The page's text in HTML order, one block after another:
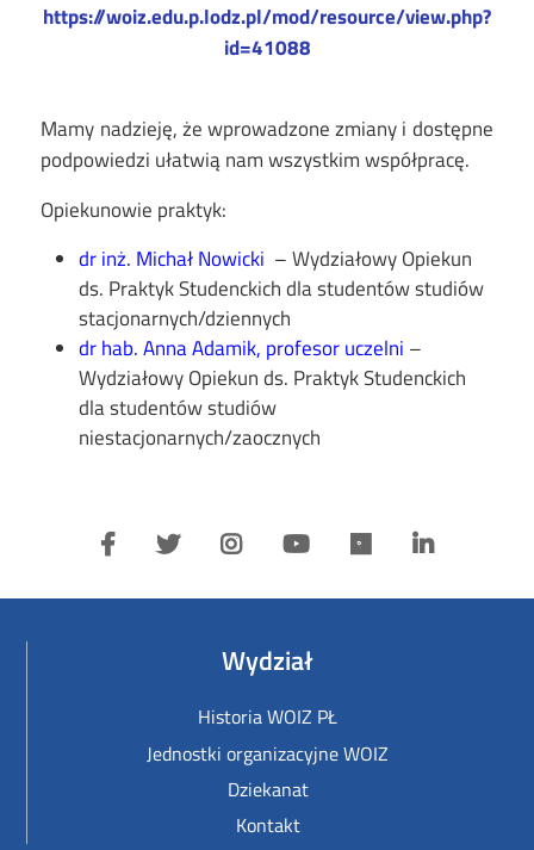
https://woiz.edu.p.lodz.pl/mod/resource/view.php?
id=41088
Mamy nadzieję, że wprowadzone zmiany i dostępne
podpowiedzi ułatwią nam wszystkim współpracę.
Opiekunowie praktyk:
dr inż. Michał Nowicki – Wydziałowy Opiekun
ds. Praktyk Studenckich dla studentów studiów
stacjonarnych/dziennych
dr hab. Anna Adamik, profesor uczelni –
Wydziałowy Opiekun ds. Praktyk Studenckich
dla studentów studiów
niestacjonarnych/zaocznych
Wydział
Historia WOIZ PŁ
Jednostki organizacyjne WOIZ
Dziekanat
Kontakt